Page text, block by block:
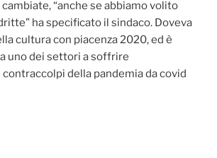
“anche se abbiamo volito
ha specificato il sindaco. Doveva
cultura con piacenza 2020, ed è
uno dei settori a soffrire
della pandemia da covid